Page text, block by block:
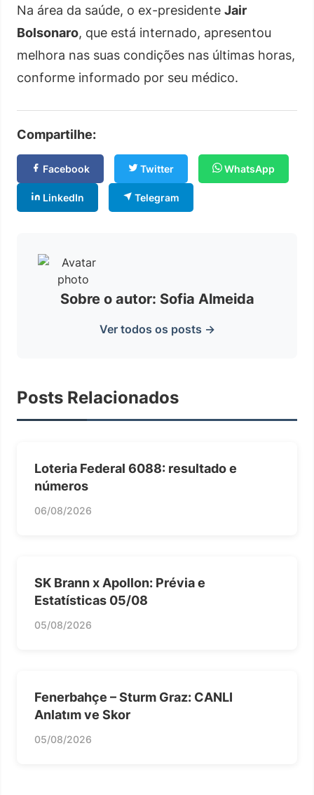
Na área da saúde, o ex-presidente Jair
Bolsonaro, que está internado, apresentou
melhora nas suas condições nas últimas horas,
conforme informado por seu médico.
Compartilhe:
Facebook Twitter WhatsApp
LinkedIn Telegram
Sobre o autor: Sofia Almeida
Ver todos os posts →
Posts Relacionados
Loteria Federal 6088: resultado e
números
06/08/2026
SK Brann x Apollon: Prévia e
Estatísticas 05/08
05/08/2026
Fenerbahçe – Sturm Graz: CANLI
Anlatım ve Skor
05/08/2026